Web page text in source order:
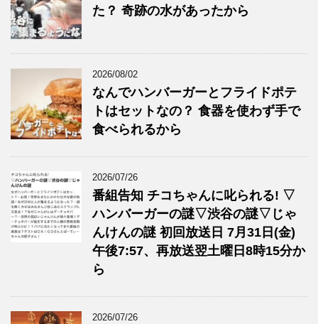
た？ 奇跡の水があったから
2026/08/02
なんでハンバーガーとフライドポテ
トはセットなの？ 食器を使わず手で
食べられるから
2026/07/26
番組告知 チコちゃんに叱られる! ▽
ハンバーガーの謎▽渋谷の謎▽じゃ
んけんの謎 初回放送日 7月31日(金)
午後7:57、再放送翌土曜日8時15分か
ら
2026/07/26